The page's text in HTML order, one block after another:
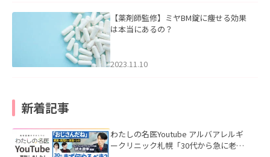
【薬剤師監修】ミヤBM錠に痩せる効果
は本当にあるの？
2023.11.10
新着記事
わたしの名医Youtube アルバアレルギ
ークリニック札幌「30代から急に老け